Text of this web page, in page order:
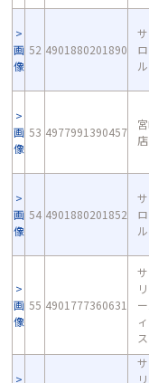
画
像
52 4901880201890
ル
画
像
53 4977991390457
店
画
像
54 4901880201852
ル
画
像
55 4901777360631
ス